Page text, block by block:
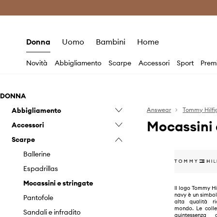
Risparmia
Donna Uomo Bambini Home
Novità Abbigliamento Scarpe Accessori Sport
DONNA
Abbigliamento
Biancheria intima
Blazer e gilet
Calzini
Camicie e camicette
Cappotti
Costumi da bagno
Felpe
Accessori
Berretti e cappelli
Borse
Borse cosmetiche
Borse da viaggio e valigie
Cinture
Custodie e cover
Scarpe
Ballerine
Espadrillas
Mocassini e stringate
Pantofole
Sandali e infradito
Answear Tommy
Mocassini
Il logo Tommy
navy è un
alta qualità
mondo. Le